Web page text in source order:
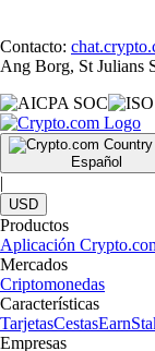
Contacto:
Ang Borg, St Julians
Español
|
USD
Productos
Aplicación
Mercados
Criptomonedas
Características
TarjetasCestasEarn
Empresas